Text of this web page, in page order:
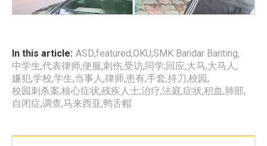
In this article: ASD,featured,OKU,SMK Bandar Banting,
中学生,代表律师,便服,刺伤,受访, 同学,回应,大马,大马人,
嫌犯,学校,学生,当事人,律师,患有,手套,持刀,校园,
校园刺杀案,核心症状,残疾人士,治疗,法庭,症状,积血,肺部,
自闭症,调查,马来西亚,鸭舌帽